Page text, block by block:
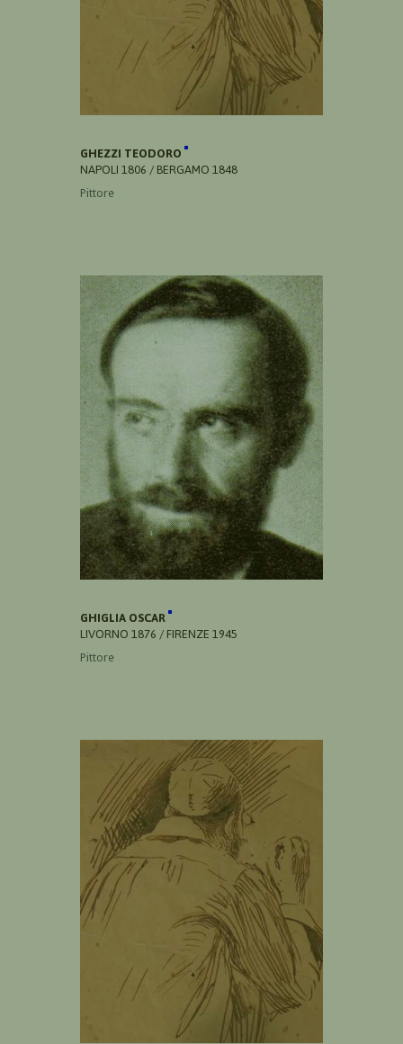
GHEZZI TEODORO
NAPOLI 1806 / BERGAMO 1848
Pittore
GHIGLIA OSCAR
LIVORNO 1876 / FIRENZE 1945
Pittore